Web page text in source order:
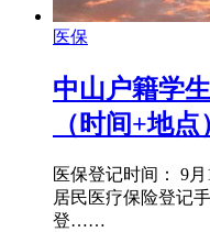
医保
中山户籍学
（时间+地点
医保登记时间： 9
居民医疗保险登记
登……